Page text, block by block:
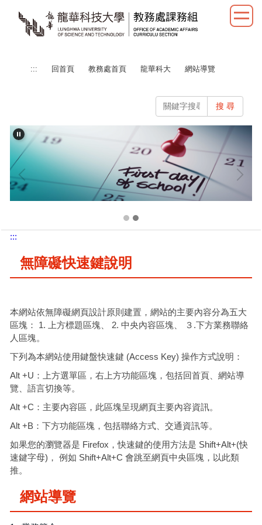
::: 回首頁 教務處首頁 龍華科大 網站導覽
搜 尋
:::
無障礙快速鍵說明
本網站依無障礙網頁設計原則建置，網站的主要內容分為五大
區塊： 1. 上方標題區塊、 2. 中央內容區塊、 ３.下方業務聯絡
人區塊。
下列為本網站使用鍵盤快速鍵 (Access Key) 操作方式說明：
Alt +U：上方選單區，右上方功能區塊，包括回首頁、網站導
覽、語言切換等。
Alt +C：主要內容區，此區塊呈現網頁主要內容資訊。
Alt +B：下方功能區塊，包括聯絡方式、交通資訊等。
如果您的瀏覽器是 Firefox，快速鍵的使用方法是 Shift+Alt+(快
速鍵字母)， 例如 Shift+Alt+C 會跳至網頁中央區塊，以此類
推。
網站導覽